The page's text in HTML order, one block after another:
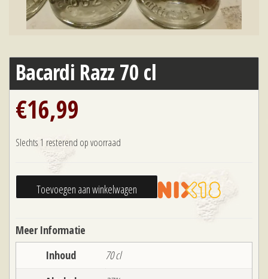
Bacardi Razz 70 cl
€16,99
Slechts 1 resterend op voorraad
Bacardi
Razz
cl
Toevoegen aan winkelwagen
Meer Informatie
Inhoud
70 cl